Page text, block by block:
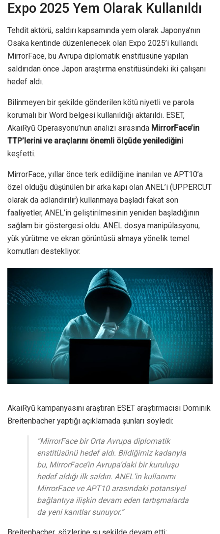
Expo 2025 Yem Olarak Kullanıldı
Tehdit aktörü, saldırı kapsamında yem olarak Japonya’nın
Osaka kentinde düzenlenecek olan Expo 2025’i kullandı.
MirrorFace, bu Avrupa diplomatik enstitüsüne yapılan
saldırıdan önce Japon araştırma enstitüsündeki iki çalışanı
hedef aldı.
Bilinmeyen bir şekilde gönderilen kötü niyetli ve parola
korumalı bir Word belgesi kullanıldığı aktarıldı. ESET,
AkaiRyū Operasyonu’nun analizi sırasında MirrorFace’in
TTP’lerini ve araçlarını önemli ölçüde yenilediğini
keşfetti.
MirrorFace, yıllar önce terk edildiğine inanılan ve APT10’a
özel olduğu düşünülen bir arka kapı olan ANEL’i (UPPERCUT
olarak da adlandırılır) kullanmaya başladı fakat son
faaliyetler, ANEL’in geliştirilmesinin yeniden başladığının
sağlam bir göstergesi oldu. ANEL dosya manipülasyonu,
yük yürütme ve ekran görüntüsü almaya yönelik temel
komutları destekliyor.
AkaiRyū kampanyasını araştıran ESET araştırmacısı Dominik
Breitenbacher yaptığı açıklamada şunları söyledi:
“MirrorFace bir Orta Avrupa diplomatik
enstitüsünü hedef aldı. Bildiğimiz kadarıyla
bu, MirrorFace’in Avrupa’daki bir kuruluşu
hedef aldığı ilk saldırı. ANEL’in kullanımı
MirrorFace ve APT10 arasındaki potansiyel
bağlantıya ilişkin devam eden tartışmalarda
da yeni kanıtlar sunuyor.”